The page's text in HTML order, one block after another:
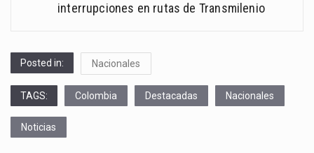
interrupciones en rutas de Transmilenio
Posted in: Nacionales
TAGS: Colombia Destacadas Nacionales
Noticias